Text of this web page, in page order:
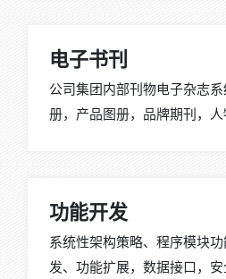
电子书刊
公司集团内部刊物电子杂志
册，产品图册，品牌期刊，人
功能开发
系统性架构策略、程序模块
发、功能扩展，数据接口，安